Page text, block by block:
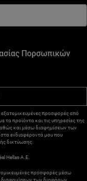
Πορσωπικών
προσφορές από
τα προϊόντα και τις υπηρεσίες της
και μέσω διαφημίσεων των
ενδιαφέροντά μου που
δικτύωσης.
Hellas A.E.
προσφορές μέσω
διαφημίσεων των διαφόρων